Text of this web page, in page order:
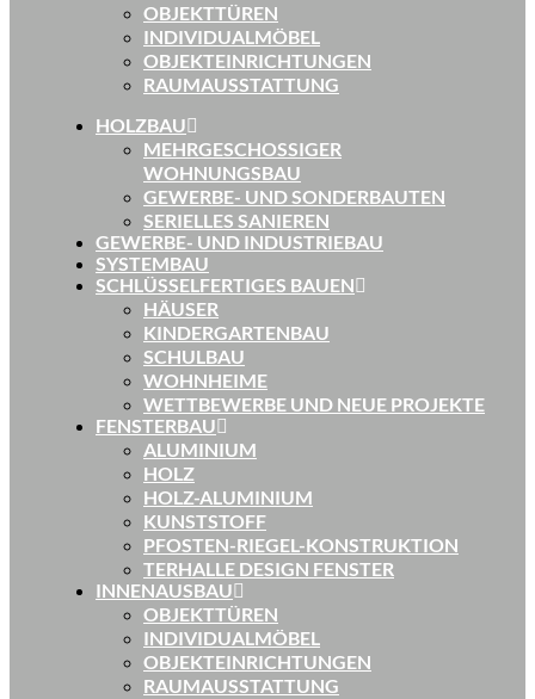
OBJEKTTÜREN
INDIVIDUALMÖBEL
OBJEKTEINRICHTUNGEN
RAUMAUSSTATTUNG
HOLZBAU
MEHRGESCHOSSIGER
WOHNUNGSBAU
GEWERBE- UND SONDERBAUTEN
SERIELLES SANIEREN
GEWERBE- UND INDUSTRIEBAU
SYSTEMBAU
SCHLÜSSELFERTIGES BAUEN
HÄUSER
KINDERGARTENBAU
SCHULBAU
WOHNHEIME
WETTBEWERBE UND NEUE PROJEKTE
FENSTERBAU
ALUMINIUM
HOLZ
HOLZ-ALUMINIUM
KUNSTSTOFF
PFOSTEN-RIEGEL-KONSTRUKTION
TERHALLE DESIGN FENSTER
INNENAUSBAU
OBJEKTTÜREN
INDIVIDUALMÖBEL
OBJEKTEINRICHTUNGEN
RAUMAUSSTATTUNG